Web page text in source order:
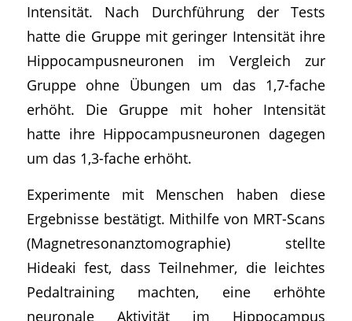
Intensität. Nach Durchführung der Tests
hatte die Gruppe mit geringer Intensität ihre
Hippocampusneuronen im Vergleich zur
Gruppe ohne Übungen um das 1,7-fache
erhöht. Die Gruppe mit hoher Intensität
hatte ihre Hippocampusneuronen dagegen
um das 1,3-fache erhöht.
Experimente mit Menschen haben diese
Ergebnisse bestätigt. Mithilfe von MRT-Scans
(Magnetresonanztomographie) stellte
Hideaki fest, dass Teilnehmer, die leichtes
Pedaltraining machten, eine erhöhte
neuronale Aktivität im Hippocampus